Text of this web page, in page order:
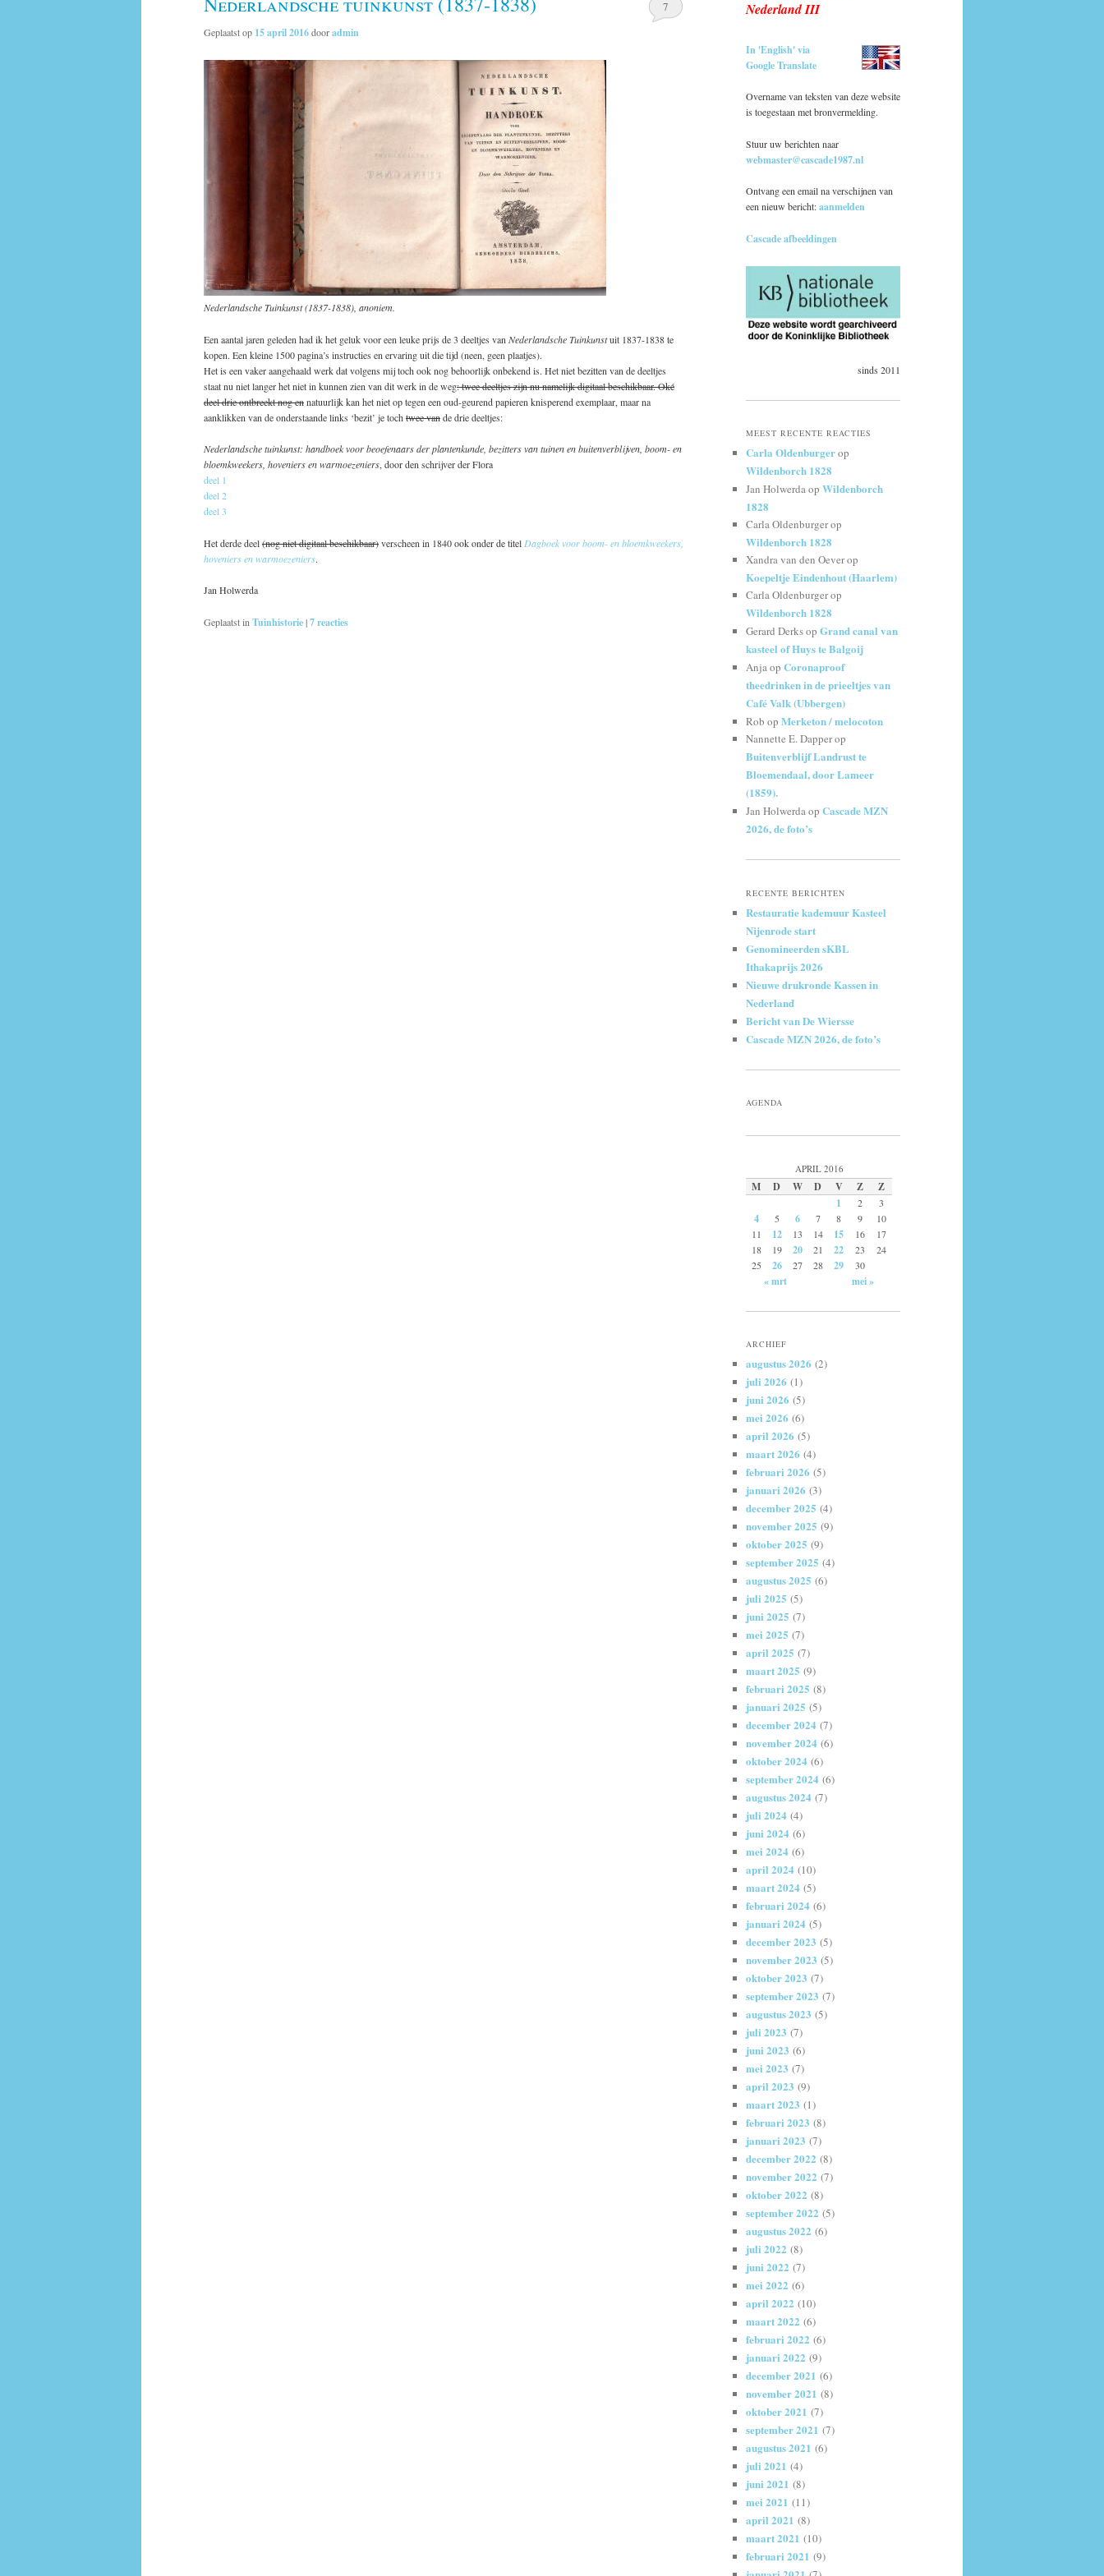
Geplaatst op 15 april 2016dooradmin
7
Nederlandsche Tuinkunst (1837-1838), anoniem.
Een aantal jaren geleden had ik het geluk voor een leuke prijs de 3 deeltjes van Nederlandsche Tuinkunstuit 1837-1838 te
kopen. Een kleine 1500 pagina’s instructies en ervaring uit die tijd (neen, geen plaatjes).
Het is een vaker aangehaald werk dat volgens mij toch ook nog behoorlijk onbekend is. Het niet bezitten van de deeltjes
staat nu niet langer het niet in kunnen zien van dit werk in de weg: twee deeltjes zijn nu namelijk digitaal beschikbaar. Oké
deel drie ontbreekt nog ennatuurlijk kan het niet op tegen een oud-geurend papieren knisperend exemplaar, maar na
aanklikken van de onderstaande links ‘bezit’ je toch twee vande drie deeltjes:
Nederlandsche tuinkunst: handboek voor beoefenaars der plantenkunde, bezitters van tuinen en buitenverblijven, boom- en
bloemkweekers, hoveniers en warmoezeniers, door den schrijver der Flora
deel 1
deel 2
deel 3
Het derde deel(nog niet digitaal beschikbaar)verscheen in 1840 ook onder de titel Dagboek voor boom- en bloemkweekers,
hoveniers en warmoezeniers.
Jan Holwerda
Geplaatst in Tuinhistorie|7reacties
Nederland III
In 'English' via
Google Translate
Overname van teksten van deze website
is toegestaan met bronvermelding.
Stuur uw berichten naar
webmaster@cascade1987.nl
Ontvang een email na verschijnen van
een nieuw bericht:aanmelden
Cascade afbeeldingen
sinds 2011
MEEST RECENTE REACTIES
Carla Oldenburgerop
Wildenborch 1828
Jan Holwerdaop Wildenborch
1828
Carla Oldenburgerop
Wildenborch 1828
Xandra van den Oeverop
Koepeltje Eindenhout (Haarlem)
Carla Oldenburgerop
Wildenborch 1828
Gerard Derksop Grand canal van
kasteel of Huys te Balgoij
Anjaop Coronaproof
theedrinken in de prieeltjes van
Café Valk (Ubbergen)
Rob op Merketon / melocoton
Nannette E. Dapperop
Buitenverblijf Landrust te
Bloemendaal, door Lameer
(1859).
Jan Holwerdaop Cascade MZN
2026, de foto’s
RECENTE BERICHTEN
Restauratie kademuur Kasteel
Nijenrode start
Genomineerden sKBL
Ithakaprijs 2026
Nieuwe drukronde Kassen in
Nederland
Bericht van De Wiersse
Cascade MZN 2026, de foto’s
AGENDA
APRIL 2016
M D W D V Z
Z
1
2 3
4 5 6 7 8 9
10
11
12 13 14 15 16
17
18
19 20 21 22 23
24
25
26 27 28 29 30
« mrt mei »
ARCHIEF
augustus 2026 (2)
juli 2026 (1)
juni 2026 (5)
mei 2026 (6)
april 2026 (5)
maart 2026 (4)
februari 2026 (5)
januari 2026 (3)
december 2025 (4)
november 2025 (9)
oktober 2025 (9)
september 2025 (4)
augustus 2025 (6)
juli 2025 (5)
juni 2025 (7)
mei 2025 (7)
april 2025 (7)
maart 2025 (9)
februari 2025 (8)
januari 2025 (5)
december 2024 (7)
november 2024 (6)
oktober 2024 (6)
september 2024 (6)
augustus 2024 (7)
juli 2024 (4)
juni 2024 (6)
mei 2024 (6)
april 2024 (10)
maart 2024 (5)
februari 2024 (6)
januari 2024 (5)
december 2023 (5)
november 2023 (5)
oktober 2023 (7)
september 2023 (7)
augustus 2023 (5)
juli 2023 (7)
juni 2023 (6)
mei 2023 (7)
april 2023 (9)
maart 2023 (1)
februari 2023 (8)
januari 2023 (7)
december 2022 (8)
november 2022 (7)
oktober 2022 (8)
september 2022 (5)
augustus 2022 (6)
juli 2022 (8)
juni 2022 (7)
mei 2022 (6)
april 2022 (10)
maart 2022 (6)
februari 2022 (6)
januari 2022 (9)
december 2021 (6)
november 2021 (8)
oktober 2021 (7)
september 2021 (7)
augustus 2021 (6)
juli 2021 (4)
juni 2021 (8)
mei 2021 (11)
april 2021 (8)
maart 2021 (10)
februari 2021 (9)